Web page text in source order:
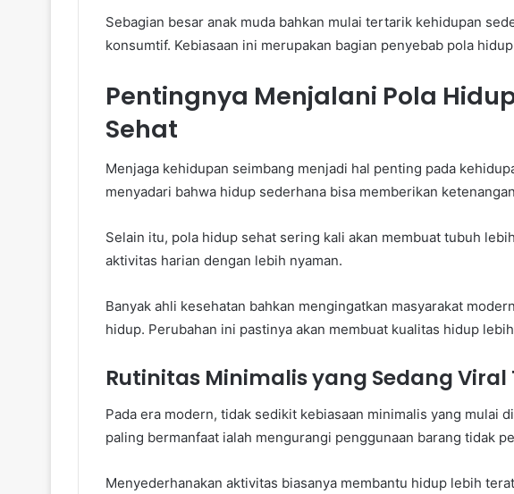
Sebagian besar anak muda bahkan mulai tertarik kehidupan
konsumtif. Kebiasaan ini merupakan bagian penyebab pola
Pentingnya Menjalani Pola
Sehat
Menjaga kehidupan seimbang menjadi hal penting pada
menyadari bahwa hidup sederhana bisa memberikan
Selain itu, pola hidup sehat sering kali akan membuat tubuh
aktivitas harian dengan lebih nyaman.
Banyak ahli kesehatan bahkan mengingatkan masyarakat
hidup. Perubahan ini pastinya akan membuat kualitas hidup
Rutinitas Minimalis yang Sedang Viral
Pada era modern, tidak sedikit kebiasaan minimalis yang mulai
paling bermanfaat ialah mengurangi penggunaan barang tidak
Menyederhanakan aktivitas biasanya membantu hidup lebih